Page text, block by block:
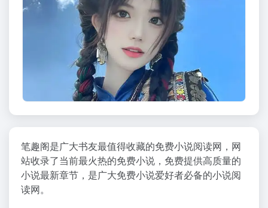
笔趣阁是广大书友最值得收藏的免费小说阅读网，网
站收录了当前最火热的免费小说，免费提供高质量的
小说最新章节，是广大免费小说爱好者必备的小说阅
读网。